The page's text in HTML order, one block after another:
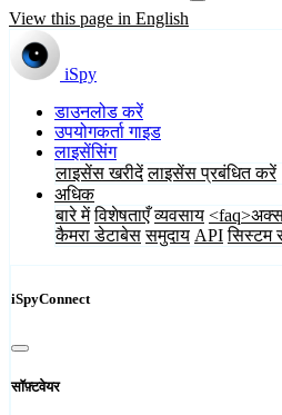
View this page in English
iSpy
डाउनलोड करें
उपयोगकर्ता गाइड
लाइसेंसिंग
लाइसेंस खरीदें लाइसेंस प्रबंधित करें
अधिक
बारे में विशेषताएँ व्यवसाय
कैमरा डेटाबेस समुदाय API सिस्टम
iSpyConnect
सॉफ़्टवेयर